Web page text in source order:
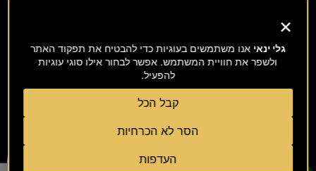
×
גלי ינאי אנו משתמשים בעוגיות כדי להבטיח את תפקוד האתר
ולשפר את חוויית המשתמש. אפשר לבחור אילו סוגי עוגיות
להפעיל.
קבל הכל
הסר לא הכרחיות
העדפות